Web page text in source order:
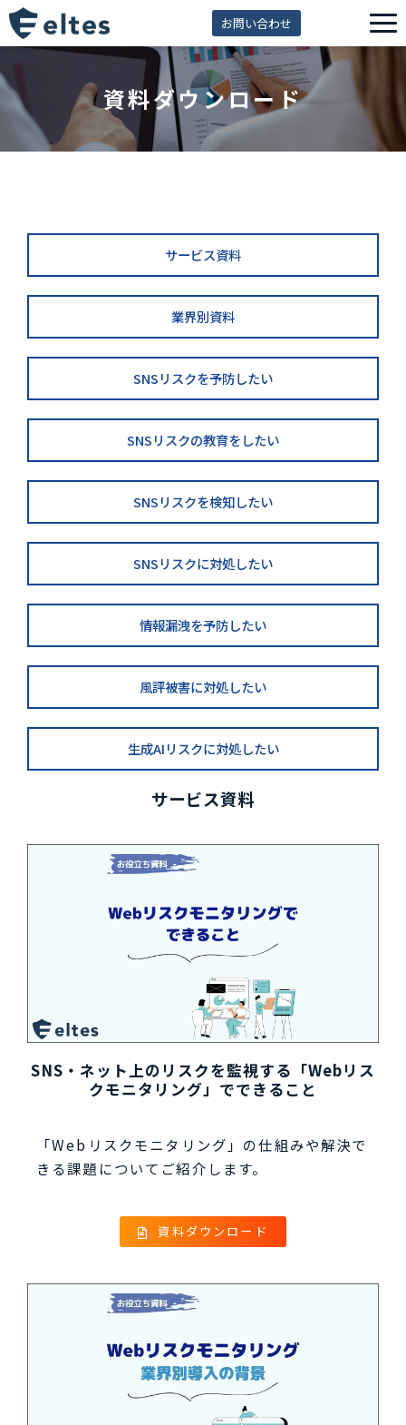
お問い合わせ
サービス一覧
解決できる課題
セミナー
eltes insight
資料ダウンロード
サービス資料
業界別資料
SNSリスクを予防したい
SNSリスクの教育をしたい
SNSリスクを検知したい
SNSリスクに対処したい
情報漏洩を予防したい
風評被害に対処したい
生成AIリスクに対処したい
サービス資料
SNS・ネット上のリスクを監視する「Webリス
クモニタリング」でできること
「Webリスクモニタリング」の仕組みや解決で
きる課題についてご紹介します。
資料ダウンロード